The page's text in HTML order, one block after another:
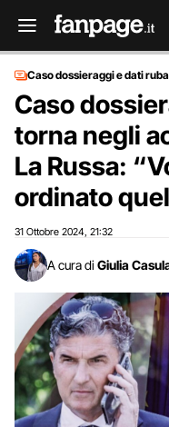
Caso dossieraggi e dati
Caso
torna negli
La Russa:
ordinato
31 Ottobre 2024 21:32
A cura di Giulia